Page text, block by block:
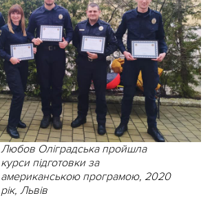
Любов Оліградська пройшла
курси підготовки за
американською програмою, 2020
рік, Львів